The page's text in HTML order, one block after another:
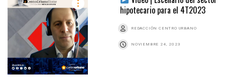
hipotecario para el 4T2023
REDACCIÓN CENTRO URBANO
NOVIEMBRE 24, 2023